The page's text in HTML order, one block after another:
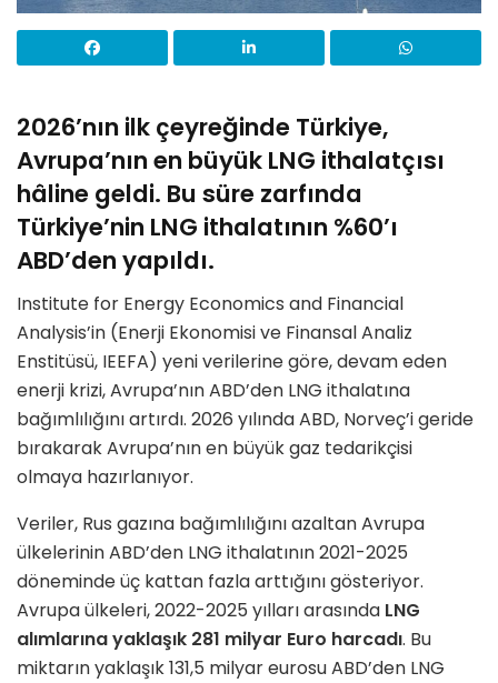
2026’nın ilk çeyreğinde Türkiye,
Avrupa’nın en büyük LNG ithalatçısı
hâline geldi. Bu süre zarfında
Türkiye’nin LNG ithalatının %60’ı
ABD’den yapıldı.
Institute for Energy Economics and Financial
Analysis’in (Enerji Ekonomisi ve Finansal Analiz
Enstitüsü, IEEFA) yeni verilerine göre, devam eden
enerji krizi, Avrupa’nın ABD’den LNG ithalatına
bağımlılığını artırdı. 2026 yılında ABD, Norveç’i geride
bırakarak Avrupa’nın en büyük gaz tedarikçisi
olmaya hazırlanıyor.
Veriler, Rus gazına bağımlılığını azaltan Avrupa
ülkelerinin ABD’den LNG ithalatının 2021-2025
döneminde üç kattan fazla arttığını gösteriyor.
Avrupa ülkeleri, 2022-2025 yılları arasında LNG
alımlarına yaklaşık 281 milyar Euro harcadı. Bu
miktarın yaklaşık 131,5 milyar eurosu ABD’den LNG